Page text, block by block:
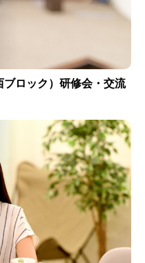
ブロック）研修会・交流